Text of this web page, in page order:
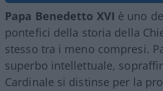
Papa Benedetto XVI è uno
pontefici della storia della
stesso tra i meno compresi.
superbo intellettuale,
Cardinale si distinse per la